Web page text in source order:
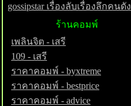
gossipstar เรื่องลับเรื่องลึกคนดัง
ร้านคอมพ์
เพลินจิต - เสรี
109 - เสรี
ราคาคอมพ์ - byxtreme
ราคาคอมพ์ - bestprice
ราคาคอมพ์ - advice